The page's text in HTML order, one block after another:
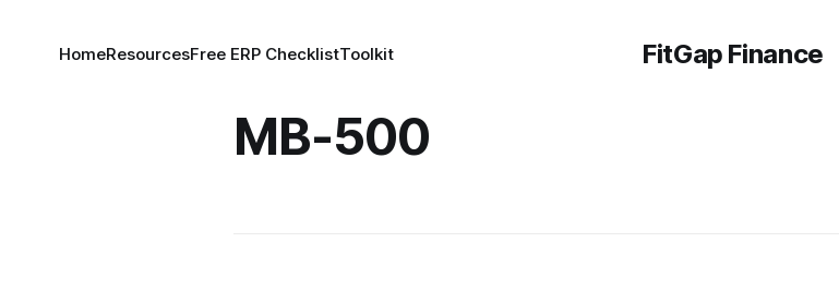
FitGap Finance
HomeResourcesFree ERP ChecklistToolkit
MB-500